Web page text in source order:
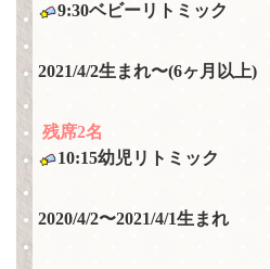
9:30ベビーリトミック
2021/4/2生まれ〜(6ヶ月以上)
残席2名
10:15幼児リトミック
2020/4/2〜2021/4/1生まれ